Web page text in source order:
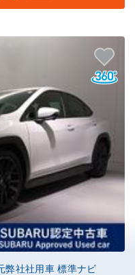
弊社社用車 標準ナビ